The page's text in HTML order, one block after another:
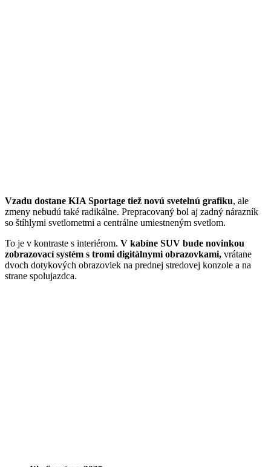
Vzadu dostane KIA Sportage tiež novú svetelnú grafiku, ale
zmeny nebudú také radikálne. Prepracovaný bol aj zadný nárazník
so štíhlymi svetlometmi a centrálne umiestneným svetlom.
To je v kontraste s interiérom. V kabíne SUV bude novinkou
zobrazovací systém s tromi digitálnymi obrazovkami, vrátane
dvoch dotykových obrazoviek na prednej stredovej konzole a na
strane spolujazdca.